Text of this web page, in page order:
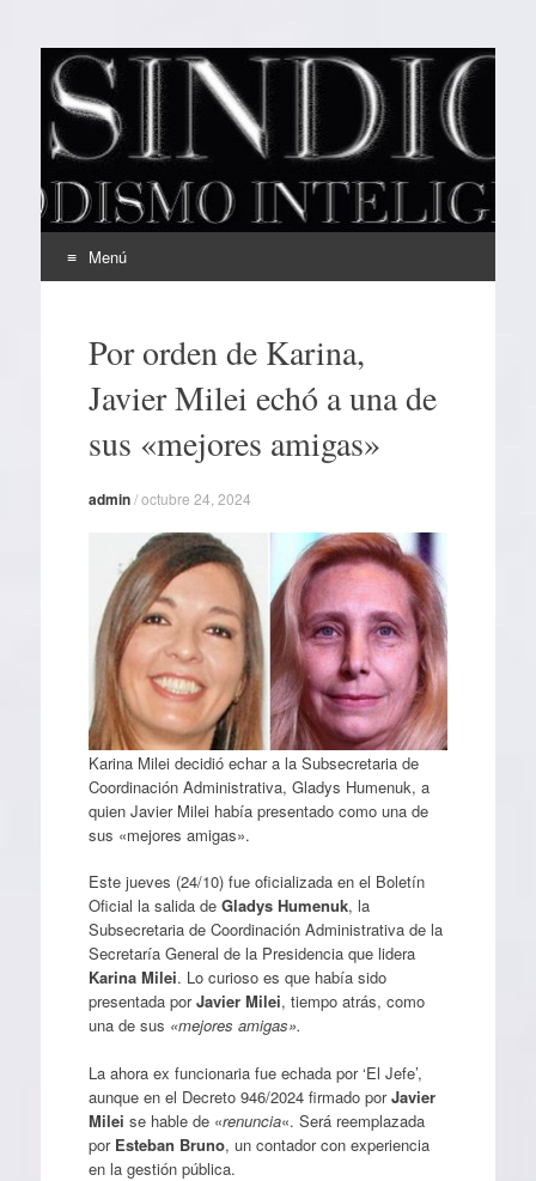
EL SINDICAL
Periodismo Inteligente
Menú
contenidoPor orden de Karina,
Javier Milei echó a una de
sus «mejores amigas»
admin/octubre 24, 2024
Karina Milei decidió echar a la Subsecretaria de
Coordinación Administrativa, Gladys Humenuk, a
quien Javier Milei había presentado como una de
sus «mejores amigas».
Este jueves (24/10) fue oficializada en el Boletín
Oficial la salida de Gladys Humenuk, la
Subsecretaria de Coordinación Administrativa de la
Secretaría General de la Presidencia que lidera
Karina Milei. Lo curioso es que había sido
presentada porJavier Milei, tiempo atrás, como
una de sus «mejores amigas».
La ahora ex funcionaria fue echada por ‘El Jefe’,
aunque en el Decreto 946/2024 firmado porJavier
Milei se hable de «renuncia«. Será reemplazada
por Esteban Bruno, un contador con experiencia
en la gestión pública.